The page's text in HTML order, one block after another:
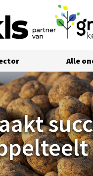
Alle
mogelijk